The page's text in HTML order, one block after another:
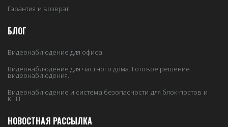
Гарантия и возврат
БЛОГ
Видеонаблюдение для офиса
Видеонаблюдение для частного дома. Готовое решение
видеонаблюдения.
Видеонаблюдение и система безопасности для блок-постов и
КПП
НОВОСТНАЯ РАССЫЛКА